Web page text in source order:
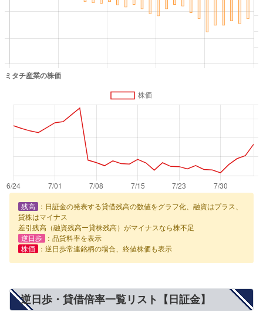
残高
：日証金の発表する貸借残高の数値をグラフ化、融資はプラス、
貸株はマイナス
差引残高（融資残高ー貸株残高）がマイナスなら株不足
逆日歩
：品貸料率を表示
株価
：逆日歩常連銘柄の場合、終値株価も表示
逆日歩・貸借倍率一覧リスト【日証金】